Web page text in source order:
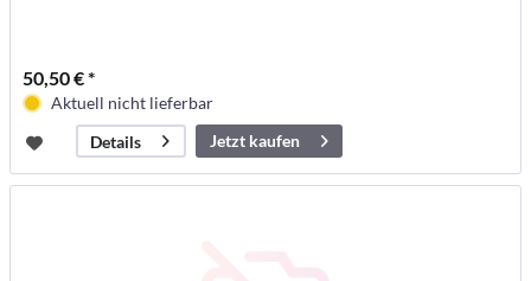
50,50 € *
Aktuell nicht lieferbar
Details
Jetzt kaufen